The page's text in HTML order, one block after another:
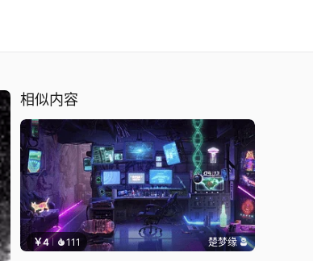
相似内容
￥4 111 楚梦缘